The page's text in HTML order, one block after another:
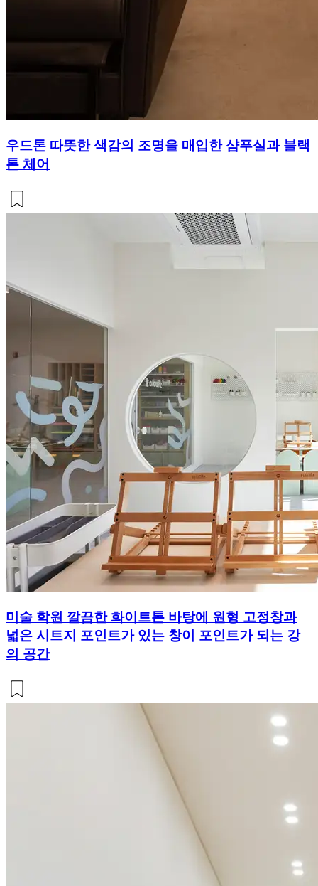
우드톤 따뜻한 색감의 조명을 매입한 샴푸실과 블랙
톤 체어
미술 학원 깔끔한 화이트톤 바탕에 원형 고정창과
넓은 시트지 포인트가 있는 창이 포인트가 되는 강
의 공간